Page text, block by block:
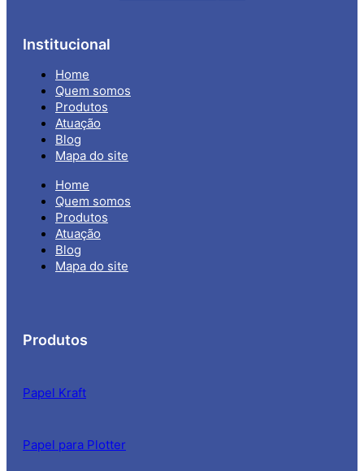
Institucional
Home
Quem somos
Produtos
Atuação
Blog
Mapa do site
Home
Quem somos
Produtos
Atuação
Blog
Mapa do site
Produtos
Papel Kraft
Papel para Plotter